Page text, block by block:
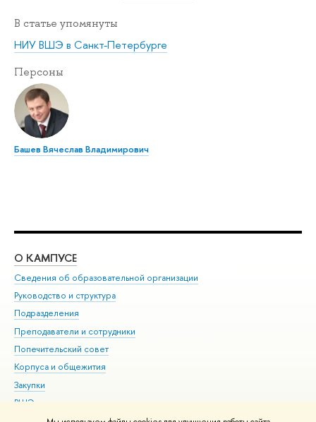
В статье упомянуты
НИУ ВШЭ в Санкт-Петербурге
Персоны
Башев Вячеслав Владимирович
О КАМПУСЕ
Сведения об образовательной организации
Руководство и структура
Подразделения
Преподаватели и сотрудники
Попечительский совет
Корпуса и общежития
Закупки
ВШЭ для студентов с ограниченными возможностями
здоровья и инвалидностью